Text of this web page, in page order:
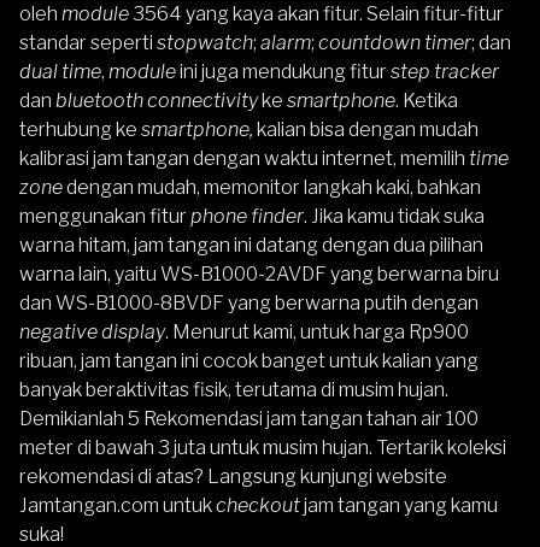
oleh module3564 yang kaya akan fitur. Selain fitur-fitur
standar seperti stopwatch; alarm; countdown timer; dan
dual time, moduleini juga mendukung fitur step tracker
dan bluetooth connectivityke smartphone. Ketika
terhubung ke smartphone, kalian bisa dengan mudah
kalibrasi jam tangan dengan waktu internet, memilih time
zonedengan mudah, memonitor langkah kaki, bahkan
menggunakan fitur phone finder. Jika kamu tidak suka
warna hitam, jam tangan ini datang dengan dua pilihan
warna lain, yaitu WS-B1000-2AVDF yang berwarna biru
dan WS-B1000-8BVDF yang berwarna putih dengan
negative display. Menurut kami, untuk harga Rp900
ribuan, jam tangan ini cocok banget untuk kalian yang
banyak beraktivitas fisik, terutama di musim hujan.
Demikianlah 5 Rekomendasi jam tangan tahan air 100
meter di bawah 3 juta untuk musim hujan. Tertarik koleksi
rekomendasi di atas? Langsung kunjungi website
Jamtangan.com untukcheckoutjam tangan yang kamu
suka!